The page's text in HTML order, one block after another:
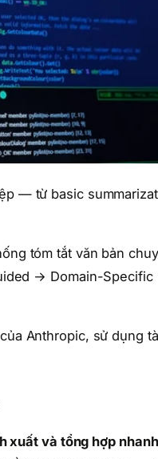
— từ basic
tóm tắt văn bản
→ Domain-
của Anthropic, sử dụng
xuất và tổng hợp nhanh